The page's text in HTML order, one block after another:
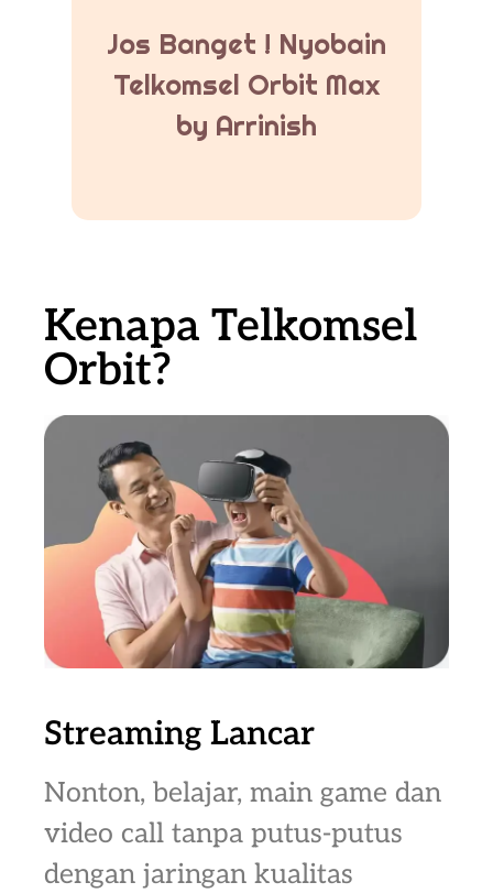
Jos Banget ! Nyobain
Telkomsel Orbit Max
by Arrinish
Kenapa Telkomsel
Orbit?
Streaming Lancar
Nonton, belajar, main game dan
video call tanpa putus-putus
dengan jaringan kualitas